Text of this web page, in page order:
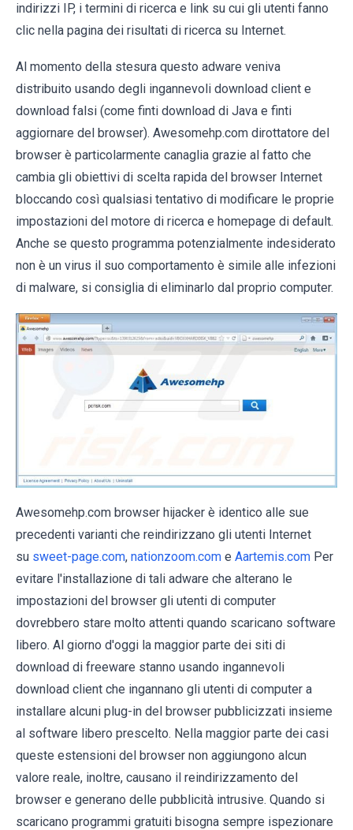
indirizzi IP, i termini di ricerca e link su cui gli utenti fanno
clic nella pagina dei risultati di ricerca su Internet.
Al momento della stesura questo adware veniva
distribuito usando degli ingannevoli download client e
download falsi (come finti download di Java e finti
aggiornare del browser). Awesomehp.com dirottatore del
browser è particolarmente canaglia grazie al fatto che
cambia gli obiettivi di scelta rapida del browser Internet
bloccando così qualsiasi tentativo di modificare le proprie
impostazioni del motore di ricerca e homepage di default.
Anche se questo programma potenzialmente indesiderato
non è un virus il suo comportamento è simile alle infezioni
di malware, si consiglia di eliminarlo dal proprio computer.
Awesomehp.com browser hijacker è identico alle sue
precedenti varianti che reindirizzano gli utenti Internet
su sweet-page.com, nationzoom.com e Aartemis.com Per
evitare l'installazione di tali adware che alterano le
impostazioni del browser gli utenti di computer
dovrebbero stare molto attenti quando scaricano software
libero. Al giorno d'oggi la maggior parte dei siti di
download di freeware stanno usando ingannevoli
download client che ingannano gli utenti di computer a
installare alcuni plug-in del browser pubblicizzati insieme
al software libero prescelto. Nella maggior parte dei casi
queste estensioni del browser non aggiungono alcun
valore reale, inoltre, causano il reindirizzamento del
browser e generano delle pubblicità intrusive. Quando si
scaricano programmi gratuiti bisogna sempre ispezionare